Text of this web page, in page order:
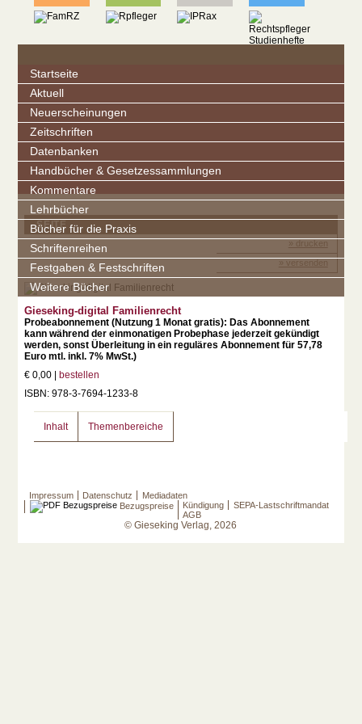
Startseite
Aktuell
Neuerscheinungen
Zeitschriften
Datenbanken
Handbücher & Gesetzessammlungen
Kommentare
Lehrbücher
Bücher für die Praxis
Schriftenreihen
Festgaben & Festschriften
Weitere Bücher
SEITE
» drucken
» versenden
Gieseking-digital Familienrecht
Probeabonnement (Nutzung 1 Monat gratis): Das Abonnement
kann während der einmonatigen Probephase jederzeit gekündigt
werden, sonst Überleitung in ein reguläres Abonnement für 57,78
Euro mtl. inkl. 7% MwSt.)
€ 0,00 | bestellen
ISBN: 978-3-7694-1233-8
Inhalt Themenbereiche
Impressum Datenschutz
Mediadaten
Bezugspreise
Kündigung
SEPA-Lastschriftmandat
AGB
© Gieseking Verlag, 2026